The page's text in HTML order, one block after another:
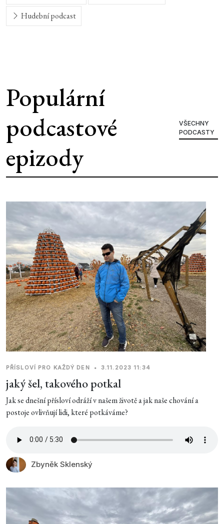
Hudební podcast
Populární
podcastové
epizody
VŠECHNY
PODCASTY
PŘÍSLOVÍ PRO KAŽDÝ DEN • 3.11.2023 11:34
jaký šel, takového potkal
Jak se dnešní přísloví odráží v našem životě a jak naše chování a
postoje ovlivňují lidi, které potkáváme?
Zbyněk Sklenský